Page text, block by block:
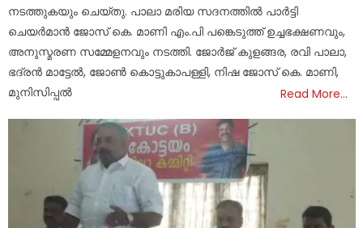
നടത്തുകയും ചെയ്തു. പാലാ മരിയ സദനത്തിൽ പാർട്ടി
ചെയർമാൻ ജോസ് കെ. മാണി എം.പി പങ്കെടുത്ത് ഉച്ചഭക്ഷണവും,
അനുസ്മരണ സമ്മേളനവും നടത്തി. ജോർജ് കുളങ്ങര, രവി പാലാ,
ഭദ്രൻ മാട്ടേൽ, ജോൺ കൊട്ടുകാപള്ളി, നിഷ ജോസ് കെ. മാണി,
മുനിസിപ്പൽ
Read More…